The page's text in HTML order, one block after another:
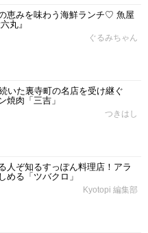
恵みを味わう海鮮ランチ♡ 魚屋
丸』
ぐるみちゃん
続いた裏寺町の名店を受け継ぐ
焼肉「三吉」
つきはし
人ぞ知るすっぽん料理店！アラ
める「ツバクロ」
Kyotopi 編集部